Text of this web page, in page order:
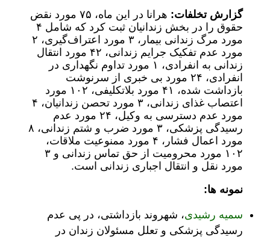
گزارش تخلفات:
هرانا در این ماه، ۷۵ مورد نقض
حقوق را در بخش زندانیان ثبت کرد که شامل ۴
مورد مرگ زندانی بیمار، ۳ مورد اعتراف‌گیری، ۲
مورد عدم تفکیک جرایم زندانی، ۴۲ مورد انتقال
زندانی به انفرادی، ۱ مورد تداوم نگهداری در
انفرادی، ۲۴ مورد بی خبری از سرنوشت
بازداشت شده، ۴۱ مورد بلاتکلیفی، ۱۰۲ مورد
اعتصاب غذای زندانی، ۳ مورد تحصن زندانیان، ۴
مورد عدم دسترسی به وکیل، ۲۴ مورد عدم
رسیدگی پزشکی، ۳ مورد ضرب و شتم زندانی، ۸
مورد اعمال فشار، ۴ مورد ممنوعیت ملاقات،
۱۰۲ مورد محرومیت از حق تماس زندانی و ۳
مورد نقل و انتقال اجباری زندانی است.
نمونه ها:
سمیه رشیدی، شهروند بازداشتی، در پی عدم
رسیدگی پزشکی و تعلل مسئولان زندان در